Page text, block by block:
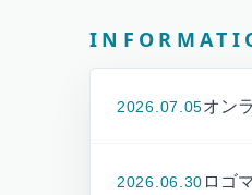
お知らせとイベント
2026.07.05オン
2026.06.30 ロゴ